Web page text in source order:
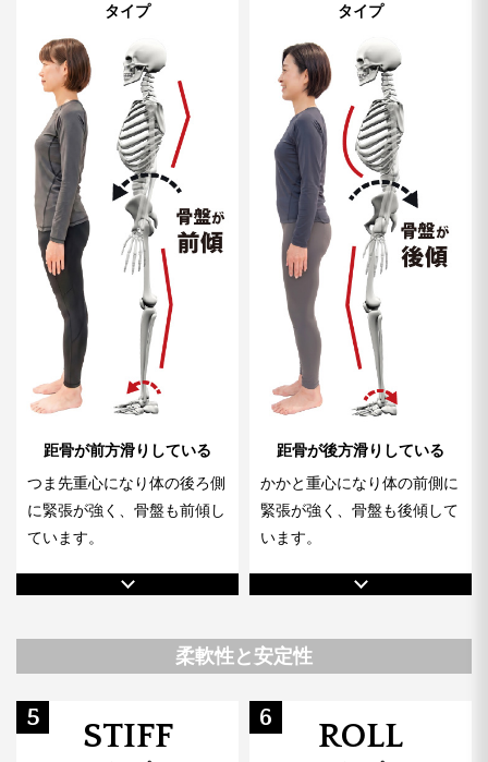
タイプ
距骨が前方滑りしている
つま先重心になり体の後ろ側
に緊張が強く、骨盤も前傾し
ています。
タイプ
距骨が後方滑りしている
かかと重心になり体の前側に
緊張が強く、骨盤も後傾して
います。
柔軟性と安定性
5 STIFF 6 ROLL